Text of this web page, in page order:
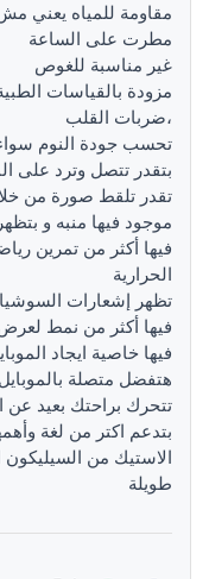
مقاومة للمياه يعني
مطرت على الساعة
غير مناسبة للغوص
مزودة بالقياسات
،ضربات القلب
تحسب جودة النوم
بتقدر تتصل وترد على
تقدر تلقط صورة من
موجود فيها منبه و
فيها أكثر من تمرين
الحرارية
تظهر إشعارات
فيها أكثر من نمط
فيها خاصية ايجاد
تتحرك براحتك بعيد عن
بتدعم اكتر من لغة
الاستيك من
طويلة